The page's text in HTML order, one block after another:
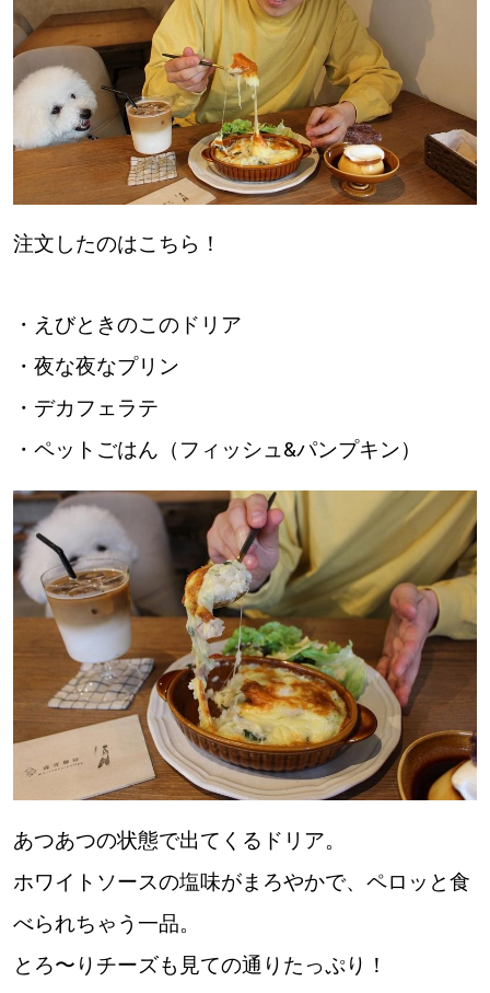
パートナーメディア Sitakkeパートナー
運営会社 広告掲載
情報提供・お問い合わせ 利用規約
注文したのはこちら！
・えびときのこのドリア
・夜な夜なプリン
・デカフェラテ
・ペットごはん（フィッシュ&パンプキン）
あつあつの状態で出てくるドリア。
ホワイトソースの塩味がまろやかで、ペロッと食
べられちゃう一品。
とろ〜りチーズも見ての通りたっぷり！